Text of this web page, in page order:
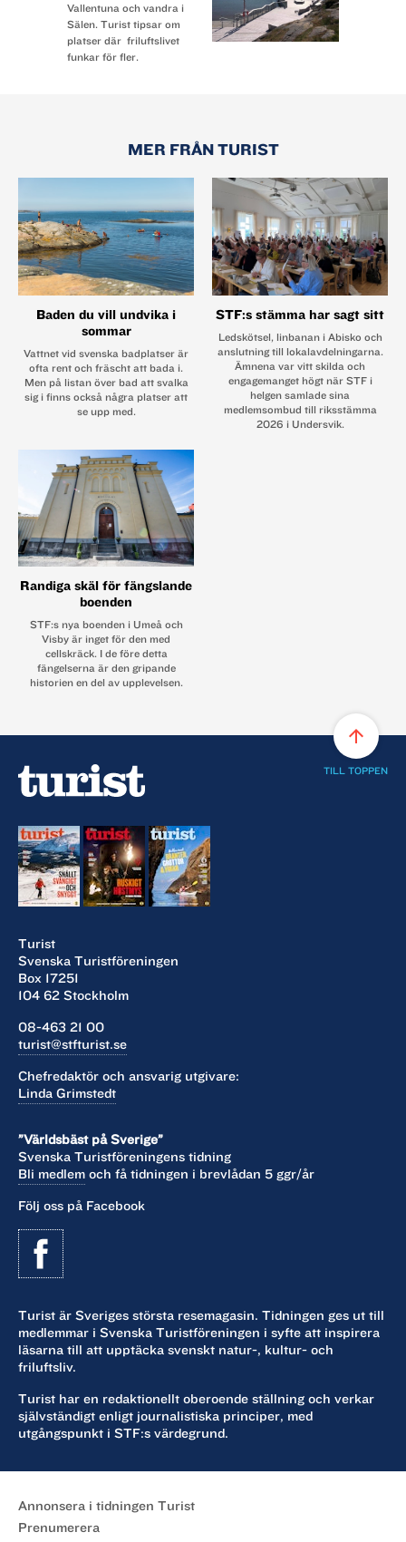
Vallentuna och vandra i
Sälen. Turist tipsar om
platser där friluftslivet
funkar för fler.
MER FRÅN TURIST
Baden du vill undvika i
sommar
Vattnet vid svenska badplatser är
ofta rent och fräscht att bada i.
Men på listan över bad att svalka
sig i finns också några platser att
se upp med.
STF:s stämma har sagt sitt
Ledskötsel, linbanan i Abisko och
anslutning till lokalavdelningarna.
Ämnena var vitt skilda och
engagemanget högt när STF i
helgen samlade sina
medlemsombud till riksstämma
2026 i Undersvik.
Randiga skäl för fängslande
boenden
STF:s nya boenden i Umeå och
Visby är inget för den med
cellskräck. I de före detta
fängelserna är den gripande
historien en del av upplevelsen.
Turist
Svenska Turistföreningen
Box 17251
104 62 Stockholm
08-463 21 00
turist@stfturist.se
Chefredaktör och ansvarig utgivare:
Linda Grimstedt
”Världsbäst på Sverige”
Svenska Turistföreningens tidning
Bli medlem och få tidningen i brevlådan 5 ggr/år
Följ oss på Facebook
Turist är Sveriges största resemagasin. Tidningen ges ut till
medlemmar i Svenska Turistföreningen i syfte att inspirera
läsarna till att upptäcka svenskt natur-, kultur- och
friluftsliv.
Turist har en redaktionellt oberoende ställning och verkar
självständigt enligt journalistiska principer, med
utgångspunkt i STF:s värdegrund.
arrow_upward
TILL TOPPEN
Annonsera i tidningen Turist
Prenumerera